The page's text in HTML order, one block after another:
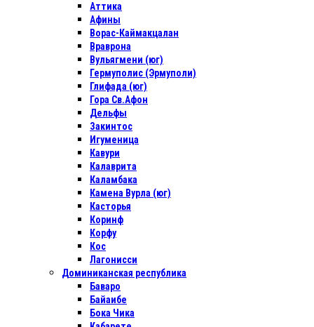
Аттика
Афины
Ворас-Каймакцалан
Враврона
Вульягмени (юг)
Гермуполис (Эрмуполи)
Глифада (юг)
Гора Св.Афон
Дельфы
Закинтос
Игуменица
Кавури
Калаврита
Каламбака
Камена Вурла (юг)
Касторья
Коринф
Корфу
Кос
Лагонисси
Доминиканская республика
Баваро
Байаибе
Бока Чика